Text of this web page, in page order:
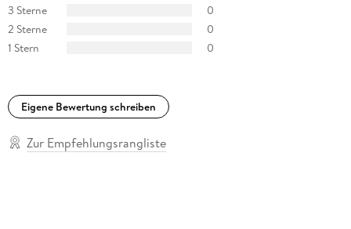
3 Sterne
0
2 Sterne
0
1 Stern
0
Eigene Bewertung schreiben
Zur Empfehlungsrangliste